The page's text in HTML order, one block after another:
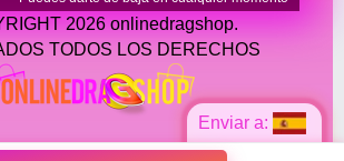
Enviar a:
2026 onlinedragshop.
TODOS LOS DERECHOS